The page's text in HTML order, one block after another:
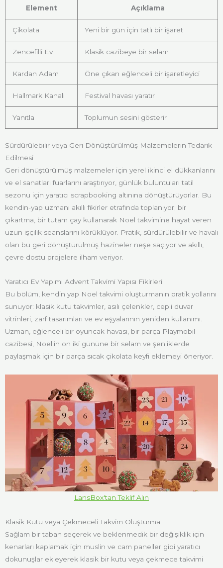
Element Açıklama
Çikolata Yeni bir gün için tatlı bir işaret
Zencefilli Ev Klasik cazibeye bir selam
Kardan Adam Öne çıkan eğlenceli bir işaretleyici
Hallmark Kanalı Festival havası yaratır
Yanıtla Toplumun sesini gösterir
Sürdürülebilir veya Geri Dönüştürülmüş Malzemelerin Tedarik
Edilmesi
Geri dönüştürülmüş malzemeler için yerel ikinci el dükkanlarını
ve el sanatları fuarlarını araştırıyor, günlük buluntuları tatil
sezonu için yaratıcı scrapbooking altınına dönüştürüyorlar. Bu
kendin-yap uzmanı akıllı fikirler etrafında toplanıyor; bir
çıkartma, bir tutam çay kullanarak Noel takvimine hayat veren
uzun işçilik seanslarını körüklüyor. Pratik, sürdürülebilir ve havalı
olan bu geri dönüştürülmüş hazineler neşe saçıyor ve akıllı,
çevre dostu projelere ilham veriyor.
Yaratıcı Ev Yapımı Advent Takvimi Yapısı Fikirleri
Bu bölüm, kendin yap Noel takvimi oluşturmanın pratik yollarını
sunuyor: klasik kutu takvimler, asılı çelenkler, cepli duvar
vitrinleri, zarf tasarımları ve ev eşyalarının yeniden kullanımı.
Uzman, eğlenceli bir oyuncak havası, bir parça Playmobil
cazibesi, Noel'in on iki gününe bir selam ve şenliklerde
paylaşmak için bir parça sıcak çikolata keyfi eklemeyi öneriyor.
LansBox'tan Teklif Alın
Klasik Kutu veya Çekmeceli Takvim Oluşturma
Sağlam bir taban seçerek ve beklenmedik bir değişiklik için
kenarları kaplamak için muslin ve cam paneller gibi yaratıcı
dokunuşlar ekleyerek klasik bir kutu veya çekmece takvimi